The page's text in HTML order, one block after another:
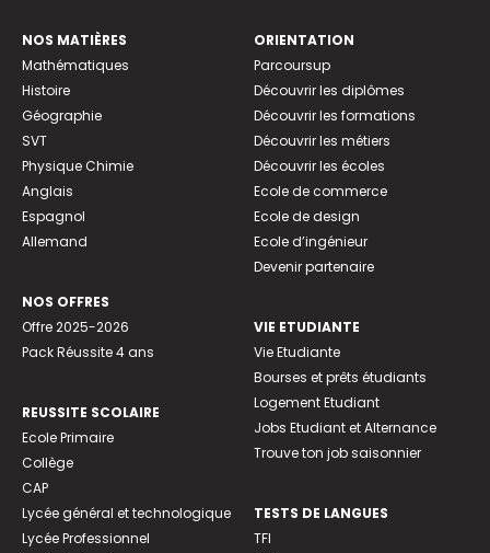
NOS MATIÈRES
Mathématiques
Histoire
Géographie
SVT
Physique Chimie
Anglais
Espagnol
Allemand
NOS OFFRES
Offre 2025-2026
Pack Réussite 4 ans
REUSSITE SCOLAIRE
Ecole Primaire
Collège
CAP
Lycée général et technologique
Lycée Professionnel
ORIENTATION
Parcoursup
Découvrir les diplômes
Découvrir les formations
Découvrir les métiers
Découvrir les écoles
Ecole de commerce
Ecole de design
Ecole d’ingénieur
Devenir partenaire
VIE ETUDIANTE
Vie Etudiante
Bourses et prêts étudiants
Logement Etudiant
Jobs Etudiant et Alternance
Trouve ton job saisonnier
TESTS DE LANGUES
TFI